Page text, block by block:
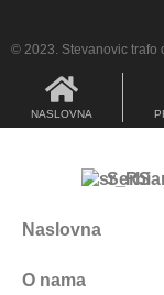
© 2023. Stevanovic trafo
NASLOVNA
Naslovna
O nama